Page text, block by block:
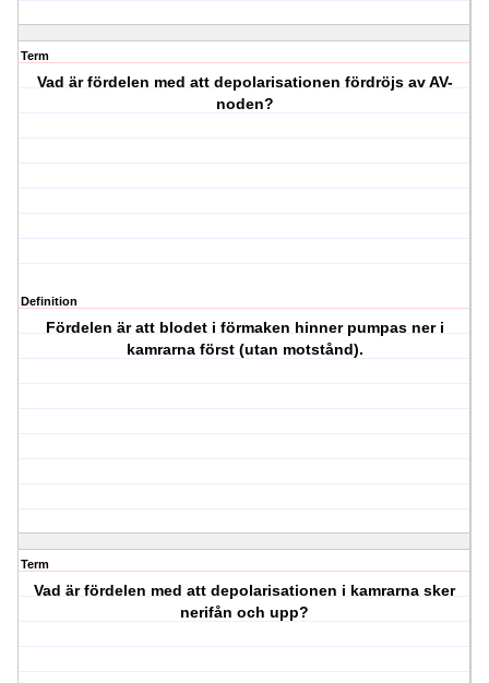
Term
Vad är fördelen med att depolarisationen fördröjs av AV-
noden?
Definition
Fördelen är att blodet i förmaken hinner pumpas ner i
kamrarna först (utan motstånd).
Term
Vad är fördelen med att depolarisationen i kamrarna sker
nerifån och upp?